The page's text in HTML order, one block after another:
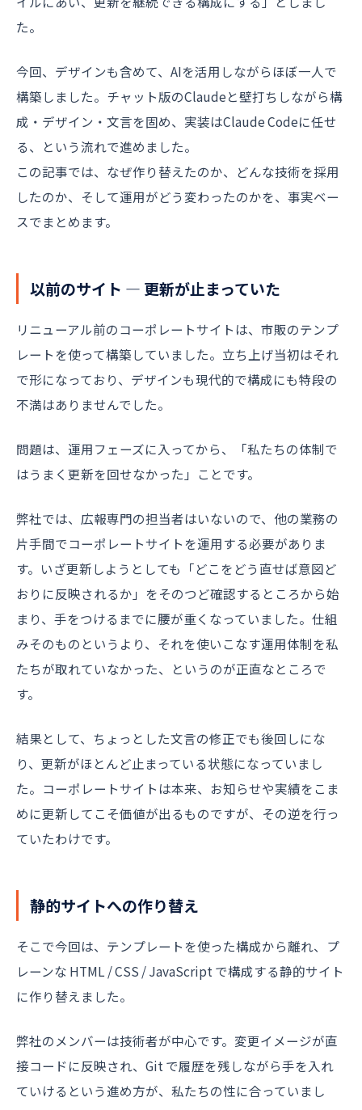
た。
今回、デザインも含めて、AIを活用しながらほぼ一人で
構築しました。チャット版のClaudeと壁打ちしながら構
成・デザイン・文言を固め、実装はClaude Codeに任せ
る、という流れで進めました。
この記事では、なぜ作り替えたのか、どんな技術を採用
したのか、そして運用がどう変わったのかを、事実ベー
スでまとめます。
以前のサイト ― 更新が止まっていた
リニューアル前のコーポレートサイトは、市販のテンプ
レートを使って構築していました。立ち上げ当初はそれ
で形になっており、デザインも現代的で構成にも特段の
不満はありませんでした。
問題は、運用フェーズに入ってから、「私たちの体制で
はうまく更新を回せなかった」ことです。
弊社では、広報専門の担当者はいないので、他の業務の
片手間でコーポレートサイトを運用する必要がありま
す。いざ更新しようとしても「どこをどう直せば意図ど
おりに反映されるか」をそのつど確認するところから始
まり、手をつけるまでに腰が重くなっていました。仕組
みそのものというより、それを使いこなす運用体制を私
たちが取れていなかった、というのが正直なところで
す。
結果として、ちょっとした文言の修正でも後回しにな
り、更新がほとんど止まっている状態になっていまし
た。コーポレートサイトは本来、お知らせや実績をこま
めに更新してこそ価値が出るものですが、その逆を行っ
ていたわけです。
静的サイトへの作り替え
そこで今回は、テンプレートを使った構成から離れ、プ
レーンな HTML / CSS / JavaScript で構成する静的サイト
に作り替えました。
弊社のメンバーは技術者が中心です。変更イメージが直
接コードに反映され、Git で履歴を残しながら手を入れ
ていけるという進め方が、私たちの性に合っていまし